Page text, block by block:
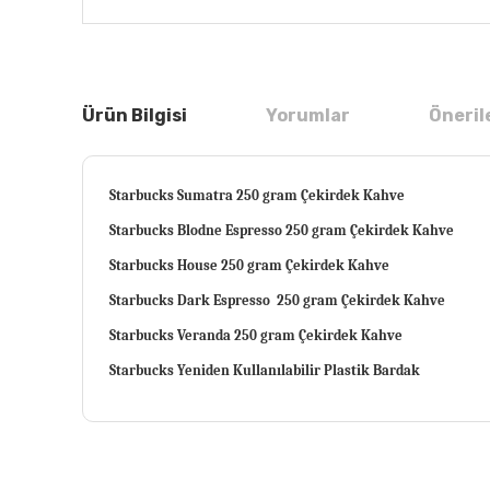
Ürün Bilgisi Yorumlar
Starbucks Sumatra 250 gram Çekirdek Kahve
Starbucks Blodne Espresso 250 gram Çekirdek Kahve
Starbucks House 250 gram Çekirdek Kahve
Starbucks Dark Espresso 250 gram Çekirdek Kahve
Starbucks Veranda 250 gram Çekirdek Kahve
Starbucks Yeniden Kullanılabilir Plastik Bardak